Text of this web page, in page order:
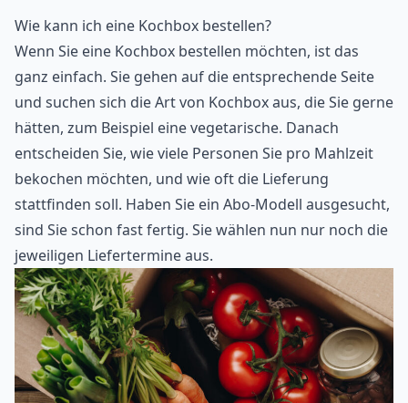
Wie kann ich eine Kochbox bestellen?
Wenn Sie eine Kochbox bestellen möchten, ist das
ganz einfach. Sie gehen auf die entsprechende Seite
und suchen sich die Art von Kochbox aus, die Sie gerne
hätten, zum Beispiel eine vegetarische. Danach
entscheiden Sie, wie viele Personen Sie pro Mahlzeit
bekochen möchten, und wie oft die Lieferung
stattfinden soll. Haben Sie ein Abo-Modell ausgesucht,
sind Sie schon fast fertig. Sie wählen nun nur noch die
jeweiligen Liefertermine aus.